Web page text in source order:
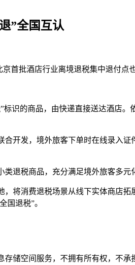
”全国互认
首批酒店行业离境退税集中退付点
识的商品，由快递直接送达酒店
开发，境外旅客下单时在线录入
退税商品，充分满足境外旅客多元
将消费退税场景从线下实体商店
国退税”。
储空间服务，不拥有所有权，不